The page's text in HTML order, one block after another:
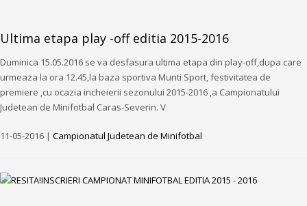
Ultima etapa play -off editia 2015-2016
Duminica 15.05.2016 se va desfasura ultima etapa din play-off,dupa care
urmeaza la ora 12.45,la baza sportiva Munti Sport, festivitatea de
premiere ,cu ocazia incheierii sezonului 2015-2016 ,a Campionatului
Judetean de Minifotbal Caras-Severin. V
11-05-2016 | Campionatul Judetean de Minifotbal